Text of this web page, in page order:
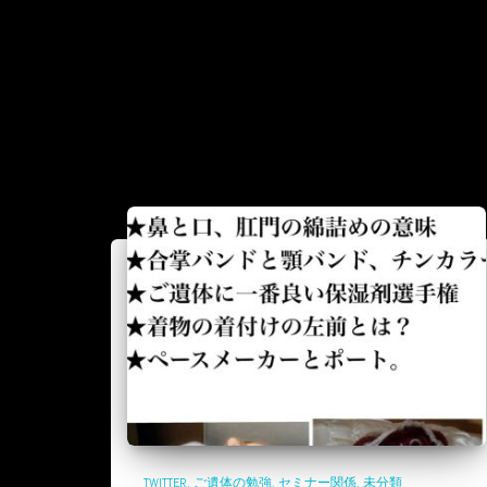
TWITTER ご遺体の勉強 セミナー関係 未分類